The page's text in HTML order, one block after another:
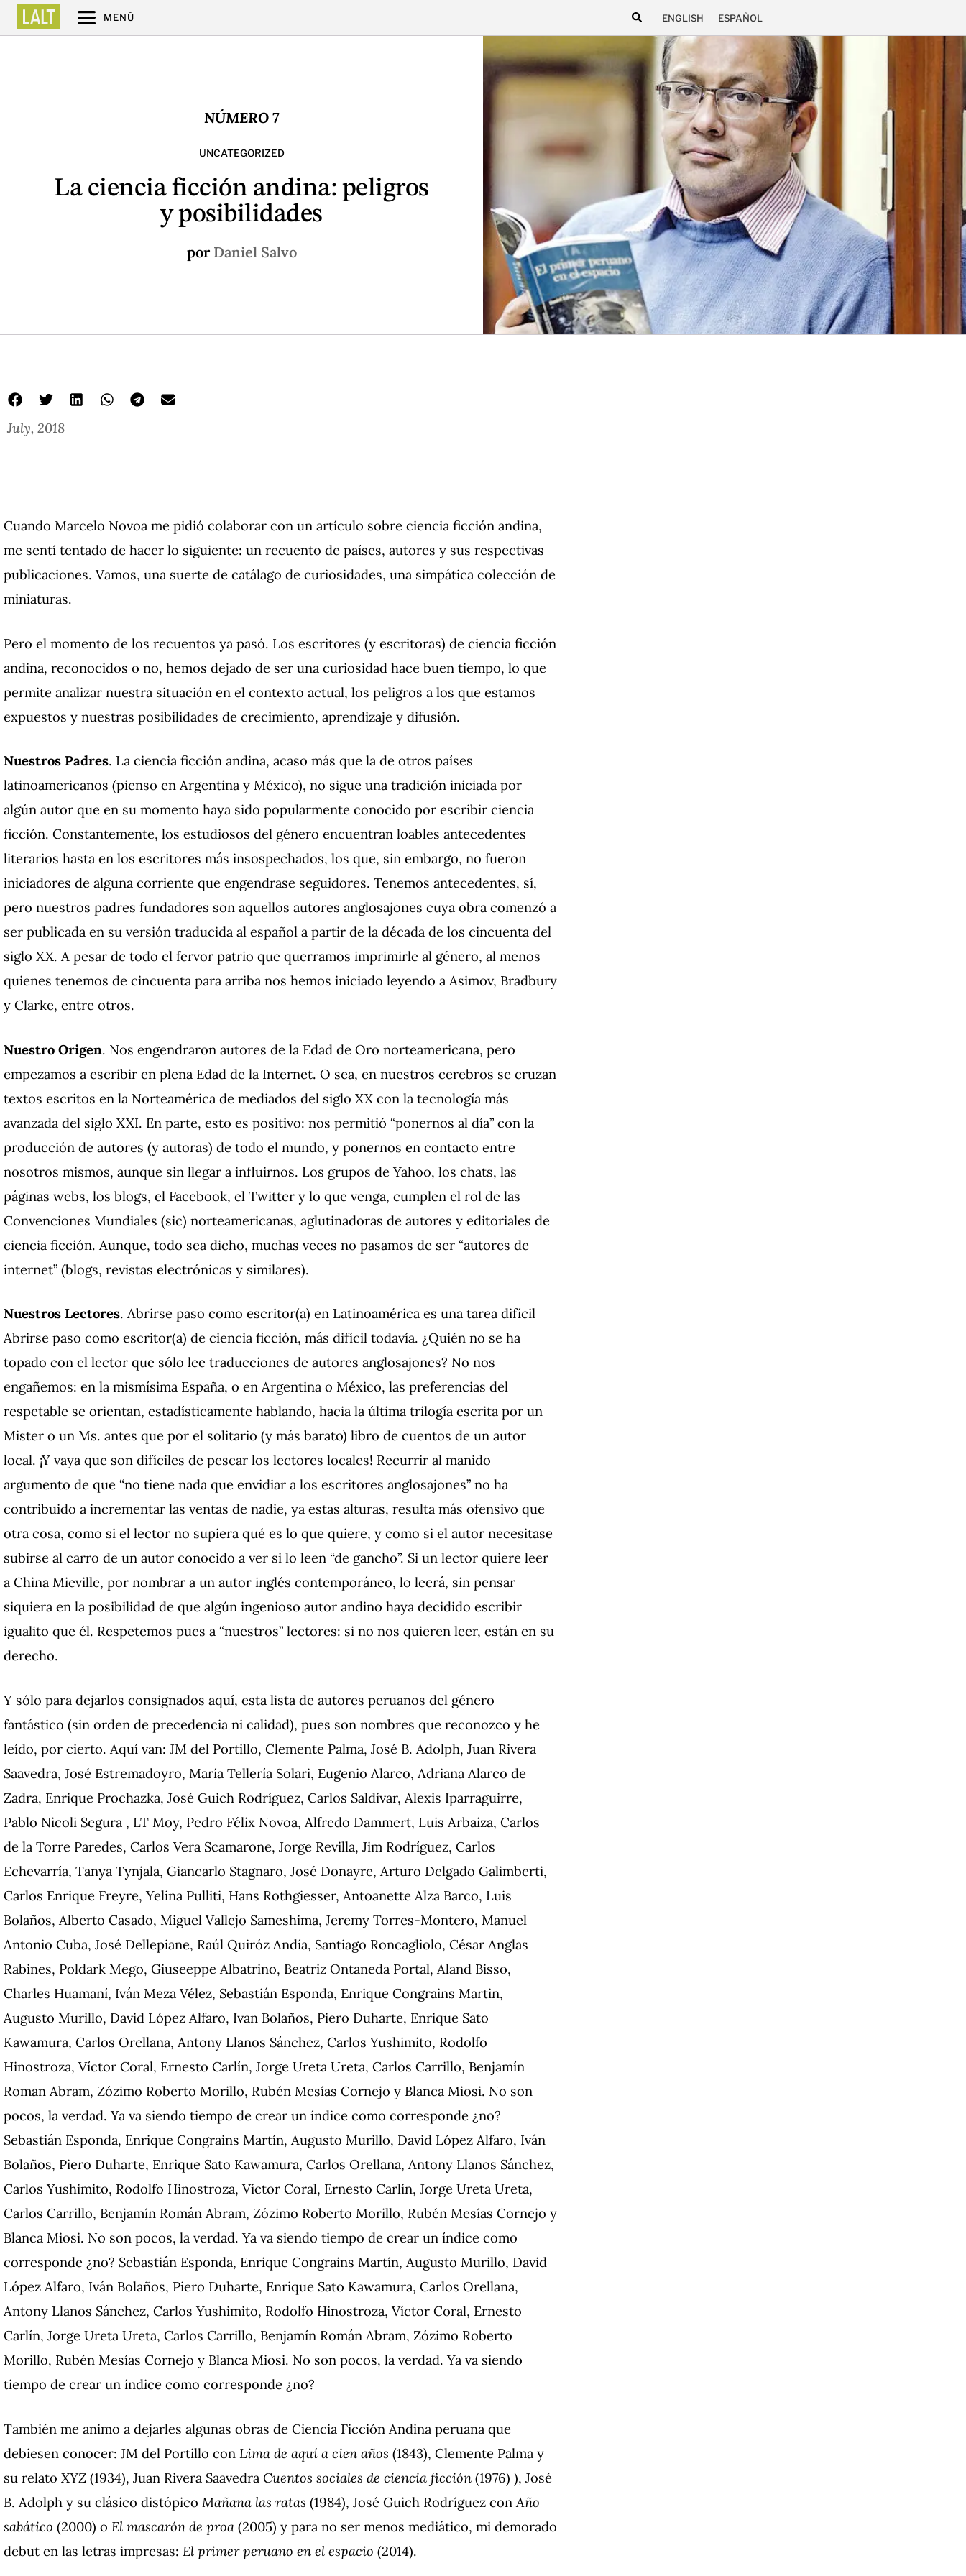
MENÚ ENGLISH ESPAÑOL
NÚMERO 7
UNCATEGORIZED
La ciencia ficción andina: peligros
y posibilidades
por Daniel Salvo
July, 2018
Cuando Marcelo Novoa me pidió colaborar con un artículo sobre ciencia ficción andina,
me sentí tentado de hacer lo siguiente: un recuento de países, autores y sus respectivas
publicaciones. Vamos, una suerte de catálago de curiosidades, una simpática colección de
miniaturas.
Pero el momento de los recuentos ya pasó. Los escritores (y escritoras) de ciencia ficción
andina, reconocidos o no, hemos dejado de ser una curiosidad hace buen tiempo, lo que
permite analizar nuestra situación en el contexto actual, los peligros a los que estamos
expuestos y nuestras posibilidades de crecimiento, aprendizaje y difusión.
Nuestros Padres. La ciencia ficción andina, acaso más que la de otros países
latinoamericanos (pienso en Argentina y México), no sigue una tradición iniciada por
algún autor que en su momento haya sido popularmente conocido por escribir ciencia
ficción. Constantemente, los estudiosos del género encuentran loables antecedentes
literarios hasta en los escritores más insospechados, los que, sin embargo, no fueron
iniciadores de alguna corriente que engendrase seguidores. Tenemos antecedentes, sí,
pero nuestros padres fundadores son aquellos autores anglosajones cuya obra comenzó a
ser publicada en su versión traducida al español a partir de la década de los cincuenta del
siglo XX. A pesar de todo el fervor patrio que querramos imprimirle al género, al menos
quienes tenemos de cincuenta para arriba nos hemos iniciado leyendo a Asimov, Bradbury
y Clarke, entre otros.
Nuestro Origen. Nos engendraron autores de la Edad de Oro norteamericana, pero
empezamos a escribir en plena Edad de la Internet. O sea, en nuestros cerebros se cruzan
textos escritos en la Norteamérica de mediados del siglo XX con la tecnología más
avanzada del siglo XXI. En parte, esto es positivo: nos permitió “ponernos al día” con la
producción de autores (y autoras) de todo el mundo, y ponernos en contacto entre
nosotros mismos, aunque sin llegar a influirnos. Los grupos de Yahoo, los chats, las
páginas webs, los blogs, el Facebook, el Twitter y lo que venga, cumplen el rol de las
Convenciones Mundiales (sic) norteamericanas, aglutinadoras de autores y editoriales de
ciencia ficción. Aunque, todo sea dicho, muchas veces no pasamos de ser “autores de
internet” (blogs, revistas electrónicas y similares).
Nuestros Lectores. Abrirse paso como escritor(a) en Latinoamérica es una tarea difícil
Abrirse paso como escritor(a) de ciencia ficción, más difícil todavía. ¿Quién no se ha
topado con el lector que sólo lee traducciones de autores anglosajones? No nos
engañemos: en la mismísima España, o en Argentina o México, las preferencias del
respetable se orientan, estadísticamente hablando, hacia la última trilogía escrita por un
Mister o un Ms. antes que por el solitario (y más barato) libro de cuentos de un autor
local. ¡Y vaya que son difíciles de pescar los lectores locales! Recurrir al manido
argumento de que “no tiene nada que envidiar a los escritores anglosajones” no ha
contribuido a incrementar las ventas de nadie, ya estas alturas, resulta más ofensivo que
otra cosa, como si el lector no supiera qué es lo que quiere, y como si el autor necesitase
subirse al carro de un autor conocido a ver si lo leen “de gancho”. Si un lector quiere leer
a China Mieville, por nombrar a un autor inglés contemporáneo, lo leerá, sin pensar
siquiera en la posibilidad de que algún ingenioso autor andino haya decidido escribir
igualito que él. Respetemos pues a “nuestros” lectores: si no nos quieren leer, están en su
derecho.
Y sólo para dejarlos consignados aquí, esta lista de autores peruanos del género
fantástico (sin orden de precedencia ni calidad), pues son nombres que reconozco y he
leído, por cierto. Aquí van: JM del Portillo, Clemente Palma, José B. Adolph, Juan Rivera
Saavedra, José Estremadoyro, María Tellería Solari, Eugenio Alarco, Adriana Alarco de
Zadra, Enrique Prochazka, José Guich Rodríguez, Carlos Saldívar, Alexis Iparraguirre,
Pablo Nicoli Segura , LT Moy, Pedro Félix Novoa, Alfredo Dammert, Luis Arbaiza, Carlos
de la Torre Paredes, Carlos Vera Scamarone, Jorge Revilla, Jim Rodríguez, Carlos
Echevarría, Tanya Tynjala, Giancarlo Stagnaro, José Donayre, Arturo Delgado Galimberti,
Carlos Enrique Freyre, Yelina Pulliti, Hans Rothgiesser, Antoanette Alza Barco, Luis
Bolaños, Alberto Casado, Miguel Vallejo Sameshima, Jeremy Torres-Montero, Manuel
Antonio Cuba, José Dellepiane, Raúl Quiróz Andía, Santiago Roncagliolo, César Anglas
Rabines, Poldark Mego, Giuseeppe Albatrino, Beatriz Ontaneda Portal, Aland Bisso,
Charles Huamaní, Iván Meza Vélez, Sebastián Esponda, Enrique Congrains Martin,
Augusto Murillo, David López Alfaro, Ivan Bolaños, Piero Duharte, Enrique Sato
Kawamura, Carlos Orellana, Antony Llanos Sánchez, Carlos Yushimito, Rodolfo
Hinostroza, Víctor Coral, Ernesto Carlín, Jorge Ureta Ureta, Carlos Carrillo, Benjamín
Roman Abram, Zózimo Roberto Morillo, Rubén Mesías Cornejo y Blanca Miosi. No son
pocos, la verdad. Ya va siendo tiempo de crear un índice como corresponde ¿no?
Sebastián Esponda, Enrique Congrains Martín, Augusto Murillo, David López Alfaro, Iván
Bolaños, Piero Duharte, Enrique Sato Kawamura, Carlos Orellana, Antony Llanos Sánchez,
Carlos Yushimito, Rodolfo Hinostroza, Víctor Coral, Ernesto Carlín, Jorge Ureta Ureta,
Carlos Carrillo, Benjamín Román Abram, Zózimo Roberto Morillo, Rubén Mesías Cornejo y
Blanca Miosi. No son pocos, la verdad. Ya va siendo tiempo de crear un índice como
corresponde ¿no? Sebastián Esponda, Enrique Congrains Martín, Augusto Murillo, David
López Alfaro, Iván Bolaños, Piero Duharte, Enrique Sato Kawamura, Carlos Orellana,
Antony Llanos Sánchez, Carlos Yushimito, Rodolfo Hinostroza, Víctor Coral, Ernesto
Carlín, Jorge Ureta Ureta, Carlos Carrillo, Benjamín Román Abram, Zózimo Roberto
Morillo, Rubén Mesías Cornejo y Blanca Miosi. No son pocos, la verdad. Ya va siendo
tiempo de crear un índice como corresponde ¿no?
También me animo a dejarles algunas obras de Ciencia Ficción Andina peruana que
debiesen conocer: JM del Portillo con Lima de aquí a cien años (1843), Clemente Palma y
su relato XYZ (1934), Juan Rivera Saavedra Cuentos sociales de ciencia ficción (1976) ), José
B. Adolph y su clásico distópico Mañana las ratas (1984), José Guich Rodríguez con Año
sabático (2000) o El mascarón de proa (2005) y para no ser menos mediático, mi demorado
debut en las letras impresas: El primer peruano en el espacio (2014).